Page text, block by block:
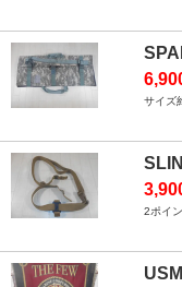
サイズ
2ポイ